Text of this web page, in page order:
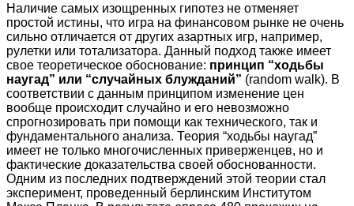
Наличие самых изощренных гипотез не отменяет
простой истины, что игра на финансовом рынке не очень
сильно отличается от других азартных игр, например,
рулетки или тотализатора. Данный подход также имеет
свое теоретическое обоснование: принцип “ходьбы
наугад” или “случайных блужданий” (random walk). В
соответствии с данным принципом изменение цен
вообще происходит случайно и его невозможно
спрогнозировать при помощи как технического, так и
фундаментального анализа. Теория “ходьбы наугад”
имеет не только многочисленных приверженцев, но и
фактические доказательства своей обоснованности.
Одним из последних подтверждений этой теории стал
эксперимент, проведенный берлинским Институтом